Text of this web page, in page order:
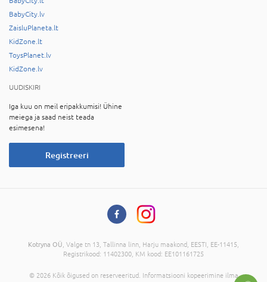
BabyCity.lv
ZaisluPlaneta.lt
KidZone.lt
ToysPlanet.lv
KidZone.lv
UUDISKIRI
Iga kuu on meil eripakkumisi! Ühine
meiega ja saad neist teada
esimesena!
Registreeri
Kotryna OÜ , Valge tn 13, Tallinna linn, Harju maakond, EESTI, EE-11415,
Registrikood: 11402300, KM kood: EE101161725
© 2026 Kõik õigused on reserveeritud. Informatsiooni kopeerimine ilma